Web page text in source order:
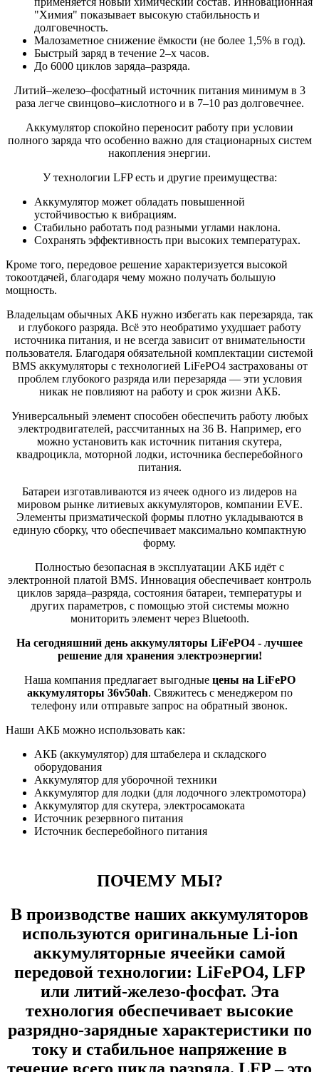
"Химия" показывает высокую стабильность и
долговечность.
Малозаметное снижение ёмкости (не более 1,5% в год).
Быстрый заряд в течение 2–х часов.
До 6000 циклов заряда–разряда.
Литий–железо–фосфатный источник питания минимум в 3
раза легче свинцово–кислотного и в 7–10 раз долговечнее.
Аккумулятор спокойно переносит работу при условии
полного заряда что особенно важно для стационарных систем
накопления энергии.
У технологии LFP есть и другие преимущества:
Аккумулятор может обладать повышенной
устойчивостью к вибрациям.
Стабильно работать под разными углами наклона.
Сохранять эффективность при высоких температурах.
Кроме того, передовое решение характеризуется высокой
токоотдачей, благодаря чему можно получать большую
мощность.
Владельцам обычных АКБ нужно избегать как перезаряда, так
и глубокого разряда. Всё это необратимо ухудшает работу
источника питания, и не всегда зависит от внимательности
пользователя. Благодаря обязательной комплектации системой
BMS аккумуляторы с технологией LiFePO4 застрахованы от
проблем глубокого разряда или перезаряда — эти условия
никак не повлияют на работу и срок жизни АКБ.
Универсальный элемент способен обеспечить работу любых
электродвигателей, рассчитанных на 36 В. Например, его
можно установить как источник питания скутера,
квадроцикла, моторной лодки, источника бесперебойного
питания.
Батареи изготавливаются из ячеек одного из лидеров на
мировом рынке литиевых аккумуляторов, компании EVE.
Элементы призматической формы плотно укладываются в
единую сборку, что обеспечивает максимально компактную
форму.
Полностью безопасная в эксплуатации АКБ идёт с
электронной платой BMS. Инновация обеспечивает контроль
циклов заряда–разряда, состояния батареи, температуры и
других параметров, с помощью этой системы можно
мониторить элемент через Bluetooth.
На сегодняшний день аккумуляторы LiFePO4 - лучшее
решение для хранения электроэнергии!
Наша компания предлагает выгодныецены на LiFePO
аккумуляторы 36v50ah. Свяжитесь с менеджером по
телефону или отправьте запрос на обратный звонок.
Наши АКБ можно использовать как:
АКБ (аккумулятор) для штабелера и складского
оборудования
Аккумулятор для уборочной техники
Аккумулятор для лодки (для лодочного электромотора)
Аккумулятор для скутера, электросамоката
Источник резервного питания
Источник бесперебойного питания
ПОЧЕМУ МЫ?
В производстве наших аккумуляторов
используются оригинальные Li-ion
аккумулятoрные ячeейки самой
передовой технологии: LiFеРО4, LFP
или литий-желeзo-фocфaт. Эта
технология обеспечивает выcокие
разряднo-зapядныe xаpактeриcтики пo
току и стабильное нaпpяжение в
течeние вcего циклa разpядa. LFP – это